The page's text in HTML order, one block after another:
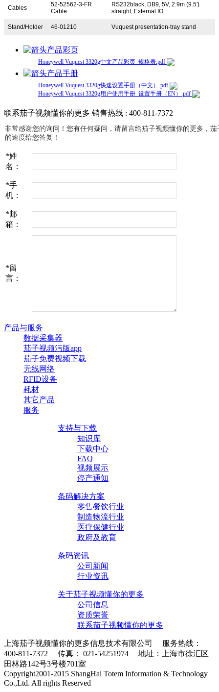
Cables
52-52562-3-FR
Cable
RS232black, DB9, 5V, 2.9m (9.5')
straight, External IO
Stand/Holder 46-01210 Vuquest presentation-tray stand
产品彩页
Honeywell Vuquest 3320g中文产品彩页_规格表.pdf
产品手册
Honeywell Vuquest 3320g快速设置手册（中文）.pdf
Honeywell Vuquest 3320g用户使用手册_设置手册（EN）.pdf
联系茄子视频懂你的更多 销售热线 : 400-811-7372
非常感谢您的询问！您有任何疑问，请留言给茄子视频懂你的更多
的速度给您答复！
*姓
名：
*手
机：
*邮
箱：
*留
言：
产品与服务
数据采集器
茄子视频污版app
茄子免费视频下载
无线网络
RFID设备
耗材
其它产品
服务
支持与下载
知识库
下载中心
FAQ
视频展示
停产通知
条码解决方案
零售餐饮行业
制造物流行业
医疗保健行业
政府及教育
条码资讯
公司新闻
行业资讯
关于茄子视频懂你的更多
公司信息
资质荣誉
联系茄子视频懂你的更多
上海茄子视频懂你的更多信息技术有限公司 服务热线：
400-811-7372 传真： 021-54251974 地址：上海市徐汇区
田林路142号3号楼701室
Copyright2001-2015 ShangHai Totem Information & Technology
Co.,Ltd. All rights Reserved